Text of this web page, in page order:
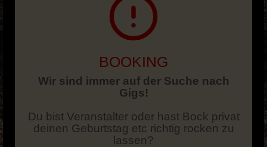
BOOKING
Wir sind immer auf der Suche nach
Gigs!
Du bist Veranstalter oder hast Bock privat
deinen Geburtstag etc richtig rocken zu
lassen?